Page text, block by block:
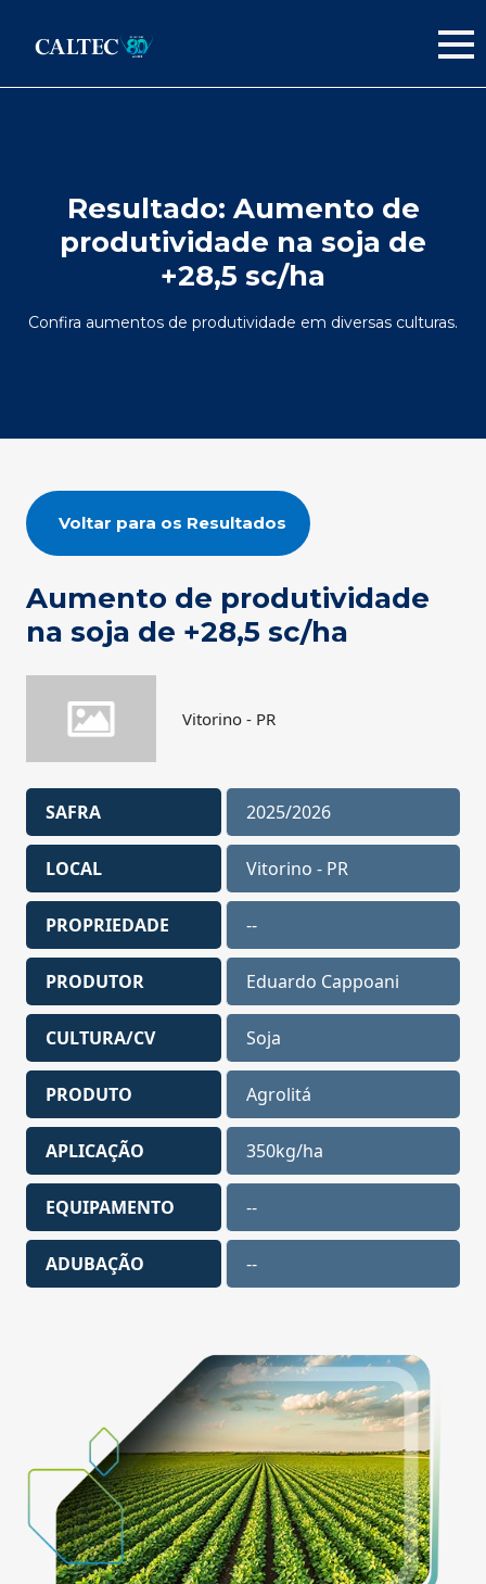
Resultado: Aumento de
produtividade na soja de
+28,5 sc/ha
Confira aumentos de produtividade em diversas culturas.
Voltar para os Resultados
Aumento de produtividade
na soja de +28,5 sc/ha
Vitorino - PR
SAFRA 2025/2026
LOCAL Vitorino - PR
PROPRIEDADE --
PRODUTOR Eduardo Cappoani
CULTURA/CV Soja
PRODUTO Agrolitá
APLICAÇÃO 350kg/ha
EQUIPAMENTO --
ADUBAÇÃO --